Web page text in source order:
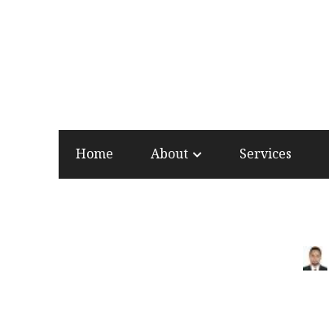
Home About Services